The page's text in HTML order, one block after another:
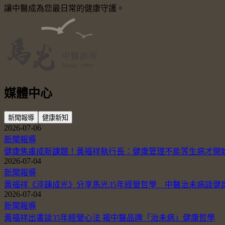
讓中醫成為您最日常的健康守護。
媒體中心
新聞報導 健康新知
2026-07-06
新聞報導
健康焦慮成新課題！黃福祥執行長：健康管理不能等生病才開
2026-07-04
新聞報導
黃福祥《淬鍊成光》分享馬光35年經營哲學 中醫治未病談健
2026-07-04
新聞報導
黃福祥出書談35年經營心法 揭中醫品牌「治未病」健康哲學